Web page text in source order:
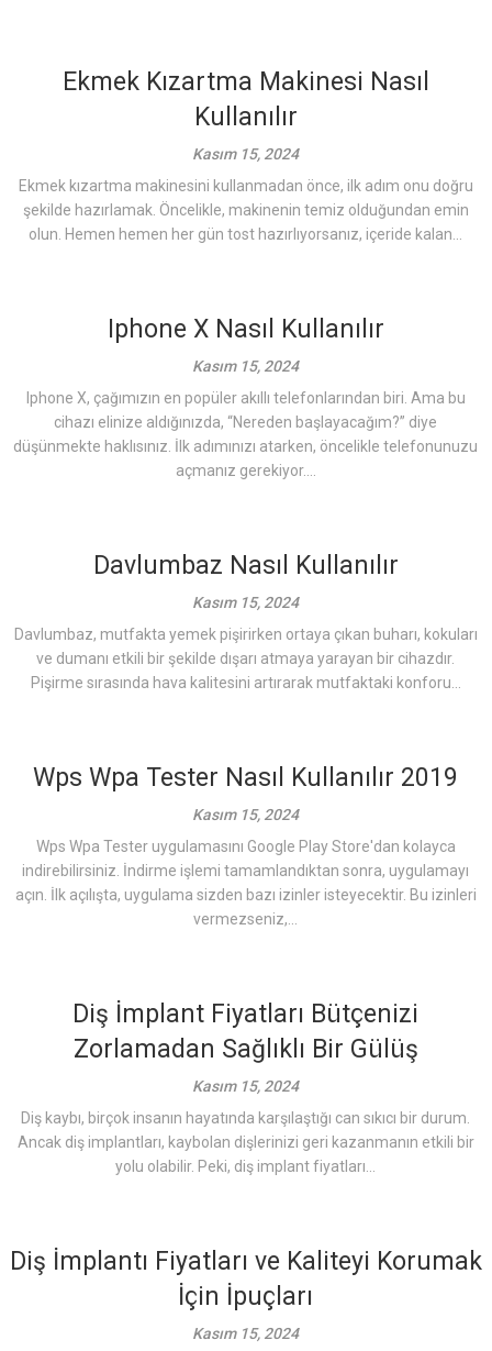
Ekmek Kızartma Makinesi Nasıl
Kullanılır
Kasım 15, 2024
Ekmek kızartma makinesini kullanmadan önce, ilk adım onu doğru
şekilde hazırlamak. Öncelikle, makinenin temiz olduğundan emin
olun. Hemen hemen her gün tost hazırlıyorsanız, içeride kalan...
Iphone X Nasıl Kullanılır
Kasım 15, 2024
Iphone X, çağımızın en popüler akıllı telefonlarından biri. Ama bu
cihazı elinize aldığınızda, “Nereden başlayacağım?” diye
düşünmekte haklısınız. İlk adımınızı atarken, öncelikle telefonunuzu
açmanız gerekiyor....
Davlumbaz Nasıl Kullanılır
Kasım 15, 2024
Davlumbaz, mutfakta yemek pişirirken ortaya çıkan buharı, kokuları
ve dumanı etkili bir şekilde dışarı atmaya yarayan bir cihazdır.
Pişirme sırasında hava kalitesini artırarak mutfaktaki konforu...
Wps Wpa Tester Nasıl Kullanılır 2019
Kasım 15, 2024
Wps Wpa Tester uygulamasını Google Play Store'dan kolayca
indirebilirsiniz. İndirme işlemi tamamlandıktan sonra, uygulamayı
açın. İlk açılışta, uygulama sizden bazı izinler isteyecektir. Bu izinleri
vermezseniz,...
Diş İmplant Fiyatları Bütçenizi
Zorlamadan Sağlıklı Bir Gülüş
Kasım 15, 2024
Diş kaybı, birçok insanın hayatında karşılaştığı can sıkıcı bir durum.
Ancak diş implantları, kaybolan dişlerinizi geri kazanmanın etkili bir
yolu olabilir. Peki, diş implant fiyatları...
Diş İmplantı Fiyatları ve Kaliteyi Korumak
İçin İpuçları
Kasım 15, 2024